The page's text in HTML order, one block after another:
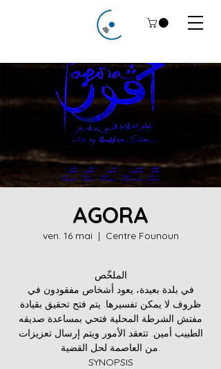
AGORA
ven. 16 mai
  |
Centre Founoun
الملخّص
في بلدة بعيدة، يعود أشخاص مفقودون في
ظروف لا يمكن تفسيرها. يتم فتح تحقيق بقيادة
مفتش الشرطة المحلية فتحي بمساعدة صديقه
الطبيب أمين. تتعقد الأمور ويتم إرسال تعزيزات
من العاصمة لحل القضية.
SYNOPSIS